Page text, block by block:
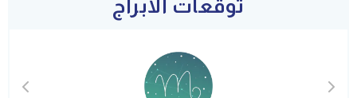
توقعات الأبراج